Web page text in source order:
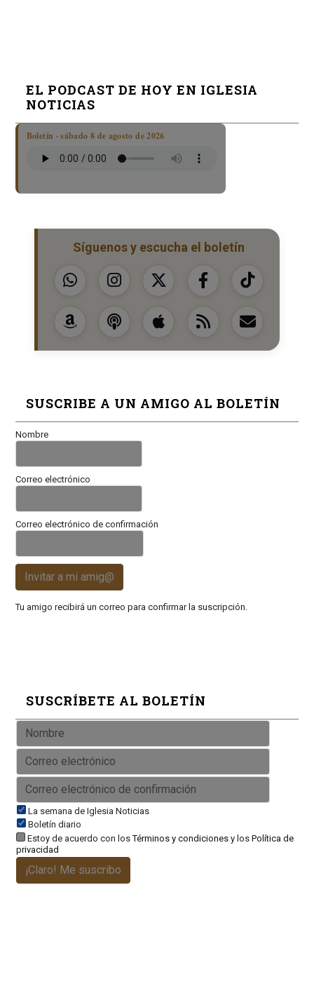
EL PODCAST DE HOY EN IGLESIA
NOTICIAS
Boletín · sábado 8 de agosto de 2026
Síguenos y escucha el boletín
SUSCRIBE A UN AMIGO AL BOLETÍN
Nombre
Correo electrónico
Correo electrónico de confirmación
Invitar a mi amig@
Tu amigo recibirá un correo para confirmar la suscripción.
SUSCRÍBETE AL BOLETÍN
La semana de Iglesia Noticias
Boletín diario
Estoy de acuerdo con losTérminos y condicionesy los Política de
privacidad
¡Claro! Me suscribo